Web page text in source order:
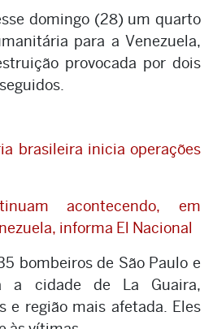
domingo (28) um quarto
para a Venezuela,
provocada por dois
brasileira inicia operações
acontecendo, em
informa El Nacional
bombeiros de São Paulo e
a cidade de La Guaira,
e região mais afetada. Eles